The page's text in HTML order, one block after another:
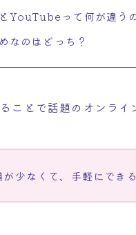
YouTubeって何が違う
なのはどっち？
ことで話題のオンライ
が少なくて、手軽にでき